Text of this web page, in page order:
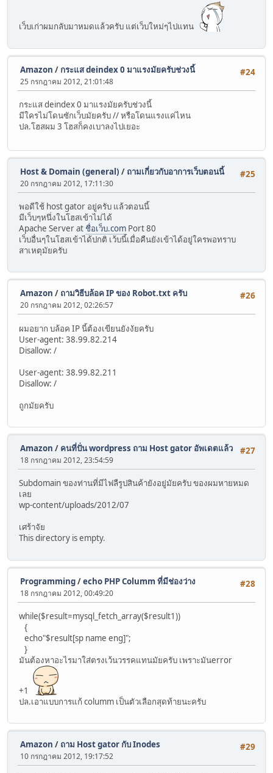
เว็บเก่าผมกลับมาหมดแล้วครับ แต่เว็บใหม่ๆไปแทน
#24
Amazon / กระแส deindex 0 มาแรงมัยครับช่วงนี้
25 กรกฎาคม 2012, 21:01:48
กระแส deindex 0 มาแรงมัยครับช่วงนี้
มีใครไม่โดนซักเว็บมัยครับ // หรือโดนแรงแค่ไหน
ปล.โฮสผม 3 โฮสก็คงเบาลงไปเยอะ
#25
Host & Domain (general) / ถามเกี่ยวกับอาการเว็บตอนนี้
20 กรกฎาคม 2012, 17:11:30
พอดีใช้ host gator อยู่ครับ แล้วตอนนี้
มีเว็บๆหนึ่งในโฮสเข้าไม่ได้
Apache Server at ชื่อเว็บ.com Port 80
เว็บอื่นๆในโฮสเข้าได้ปกติ เว้บนี้เมื่อคืนยังเข้าได้อยู่ใครพอทราบ
สาเหตุมัยครับ
#26
Amazon / ถามวิธีบล้อค IP ของ Robot.txt ครับ
20 กรกฎาคม 2012, 02:26:57
ผมอยาก บล้อค IP นี้ต้องเขียนยังงัยครับ
User-agent: 38.99.82.214
Disallow: /
User-agent: 38.99.82.211
Disallow: /
ถูกมัยครับ
#27
Amazon / คนที่ปั่น wordpress ถาม Host gator อัพเดตแล้ว
18 กรกฎาคม 2012, 23:54:59
Subdomain ของท่านที่มีไฟลืรูปสินค้ายังอยู่มัยครับ ของผมหายหมด
เลย
wp-content/uploads/2012/07
เศร้าจัย
This directory is empty.
#28
Programming/echo PHP Columm ที่มีช่องว่าง
18 กรกฎาคม 2012, 00:49:20
while($result=mysql_fetch_array($result1))
{
echo"$result[sp name eng]";
}
มันต้องหาอะไรมาใส่ตรงเว้นวรรคแทนมัยครับ เพราะมันerror
+1
ปล.เอาแบบการแก้ columm เป็นตัวเลือกสุดท้ายนะครับ
#29
Amazon / ถาม Host gator กับ Inodes
10 กรกฎาคม 2012, 19:17:52